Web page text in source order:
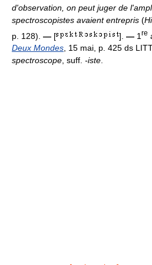
d'observation, on peut juger de
spectroscopistes avaient entrepris (
p. 128). — [ ]. — 1 re
Deux Mondes, 15 mai, p. 425 ds
spectroscope, suff. -iste.